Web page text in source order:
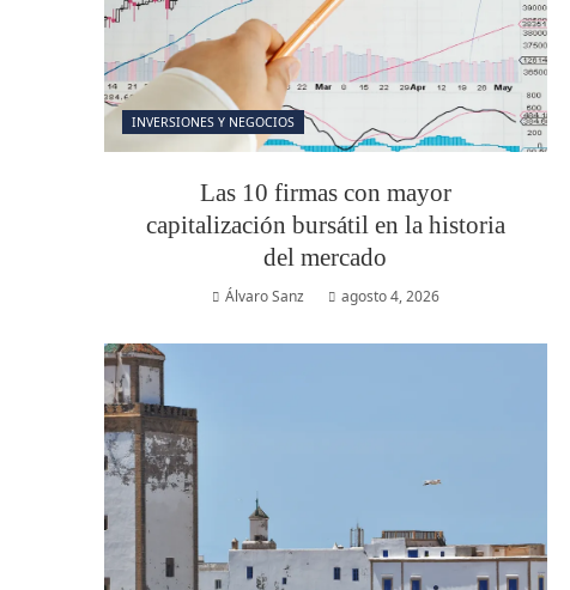
INVERSIONES Y NEGOCIOS
Las 10 firmas con mayor
capitalización bursátil en la historia
del mercado
Álvaro Sanz agosto 4, 2026